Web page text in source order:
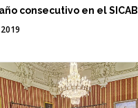
consecutivo en el SICAB